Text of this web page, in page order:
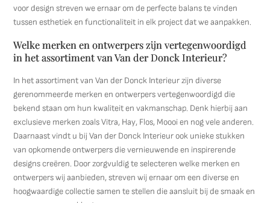
voor design streven we ernaar om de perfecte balans te vinden
tussen esthetiek en functionaliteit in elk project dat we aanpakken.
Welke merken en ontwerpers zijn vertegenwoordigd
in het assortiment van Van der Donck Interieur?
In het assortiment van Van der Donck Interieur zijn diverse
gerenommeerde merken en ontwerpers vertegenwoordigd die
bekend staan om hun kwaliteit en vakmanschap. Denk hierbij aan
exclusieve merken zoals Vitra, Hay, Flos, Moooi en nog vele anderen.
Daarnaast vindt u bij Van der Donck Interieur ook unieke stukken
van opkomende ontwerpers die vernieuwende en inspirerende
designs creëren. Door zorgvuldig te selecteren welke merken en
ontwerpers wij aanbieden, streven wij ernaar om een diverse en
hoogwaardige collectie samen te stellen die aansluit bij de smaak en